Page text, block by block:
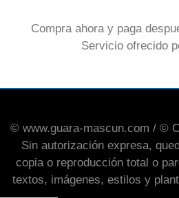
Compra ahora y paga
Servicio ofrecido
© www.guara-mascun.com / ©
Sin autorización expresa,
copia o reproducción total o
textos, imágenes, estilos y